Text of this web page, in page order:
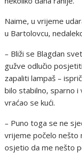
Naime, u vrijeme
u Bartolovcu,
– Bliži se Blagdan
gužve odlučio
zapaliti lampaš –
bilo stabilno, sparno
vraćao se kući.
– Puno toga se ne
vrijeme počelo nešto
osjetio da me nešto